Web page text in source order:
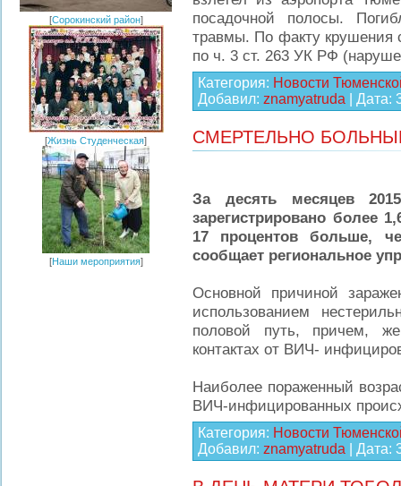
[Сорокинский район]
[Жизнь Студенческая]
[Наши мероприятия]
посадочной полосы.
травмы. По факту крушения
по ч. 3 ст. 263 УК РФ
Категория: Новости
Добавил: znamyatruda | Дата:
СМЕРТЕЛЬНО
За десять месяцев
зарегистрировано более
17 процентов больше,
сообщает региональное
Основной причиной
использованием
половой путь, причем,
контактах от ВИЧ-
Наиболее пораженный
ВИЧ-инфицированных
Категория: Новости
Добавил: znamyatruda | Дата: